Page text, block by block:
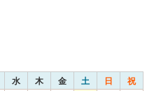
水 木 金 土 日 祝